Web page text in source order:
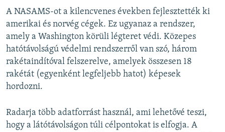
A NASAMS-ot a kilencvenes években fejlesztették ki
amerikai és norvég cégek. Ez ugyanaz a rendszer,
amely a Washington körüli légteret védi. Közepes
hatótávolságú védelmi rendszerről van szó, három
rakétaindítóval felszerelve, amelyek összesen 18
rakétát (egyenként legfeljebb hatot) képesek
hordozni.
Radarja több adatforrást használ, ami lehetővé teszi,
hogy a látótávolságon túli célpontokat is elfogja. A